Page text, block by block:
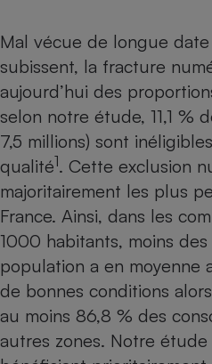
Mal vécue de longue
subissent, la fracture
aujourd’hui des
selon notre étude, 11,1 %
7,5 millions) sont
qualité1. Cette exclusion
majoritairement les plus
France. Ainsi, dans les
1000 habitants, moins
population a en moyenne
de bonnes conditions
au moins 86,8 % des
autres zones. Notre étude